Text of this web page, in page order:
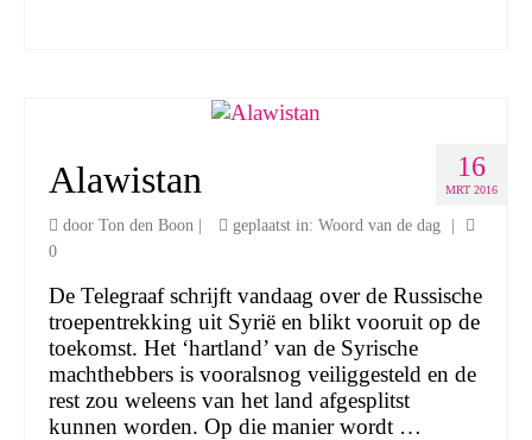
16
MRT 2016
Alawistan
door Ton den Boon | geplaatst in: Woord van de dag
|
0
De Telegraaf schrijft vandaag over de Russische
troepentrekking uit Syrië en blikt vooruit op de
toekomst. Het ‘hartland’ van de Syrische
machthebbers is vooralsnog veiliggesteld en de
rest zou weleens van het land afgesplitst
kunnen worden. Op die manier wordt …